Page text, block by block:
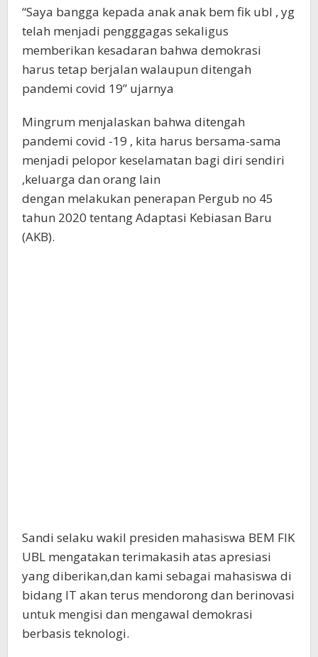
“Saya bangga kepada anak anak bem fik ubl , yg
telah menjadi pengggagas sekaligus
memberikan kesadaran bahwa demokrasi
harus tetap berjalan walaupun ditengah
pandemi covid 19” ujarnya
Mingrum menjalaskan bahwa ditengah
pandemi covid -19 , kita harus bersama-sama
menjadi pelopor keselamatan bagi diri sendiri
,keluarga dan orang lain
dengan melakukan penerapan Pergub no 45
tahun 2020 tentang Adaptasi Kebiasan Baru
(AKB).
Sandi selaku wakil presiden mahasiswa BEM FIK
UBL mengatakan terimakasih atas apresiasi
yang diberikan,dan kami sebagai mahasiswa di
bidang IT akan terus mendorong dan berinovasi
untuk mengisi dan mengawal demokrasi
berbasis teknologi.